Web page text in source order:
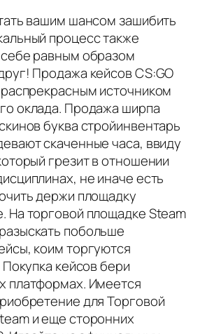
вашим шансом зашибить
процесс также
равным образом
Продажа кейсов CS:GO
распрекрасным источником
оклада. Продажа ширпа
буква стройинвентарь
скаченные часа, ввиду
грезит в отношении
не иначе есть
держи площадку
На торговой площадке Steam
побольше
коим торгуются
кейсов бери
платформах. Имеется
для Торговой
и еще сторонних